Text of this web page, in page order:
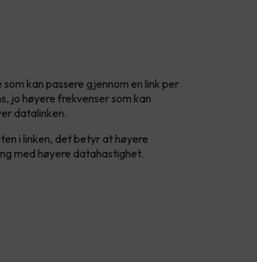
kan passere gjennom en link per
jo høyere frekvenser som kan
datalinken.
i linken, det betyr at høyere
med høyere datahastighet.